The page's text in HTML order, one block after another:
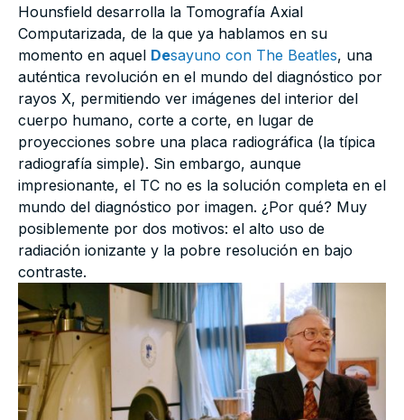
Hounsfield desarrolla la Tomografía Axial
Computarizada, de la que ya hablamos en su
momento en aquel Desayuno con The Beatles, una
auténtica revolución en el mundo del diagnóstico por
rayos X, permitiendo ver imágenes del interior del
cuerpo humano, corte a corte, en lugar de
proyecciones sobre una placa radiográfica (la típica
radiografía simple). Sin embargo, aunque
impresionante, el TC no es la solución completa en el
mundo del diagnóstico por imagen. ¿Por qué? Muy
posiblemente por dos motivos: el alto uso de
radiación ionizante y la pobre resolución en bajo
contraste.